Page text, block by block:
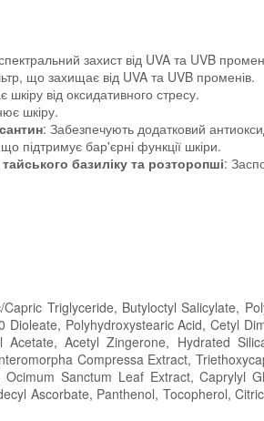
захист від UVA та UVB
що захищає від UVA та UVB променів.
від оксидативного стресу.
шкіру.
: Забезпечують додатковий
підтримує бар'єрні функції шкіри.
базиліку та розторопші:
Triglyceride, Butyloctyl Salicylate,
Dioleate, Polyhydroxystearic Acid, Cetyl
Acetate, Acetyl Zingerone, Hydrated
Compressa Extract,
Sanctum Leaf Extract, Caprylyl
Ascorbate, Panthenol, Tocopherol,